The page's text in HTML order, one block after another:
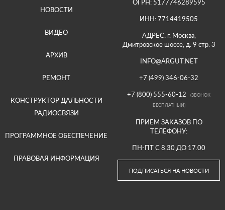
НОВОСТИ
ВИДЕО
АРХИВ
РЕМОНТ
КОНСТРУКТОР ДАЛЬНОСТИ
РАДИОСВЯЗИ
ПРОГРАММНОЕ ОБЕСПЕЧЕНИЕ
ПРАВОВАЯ ИНФОРМАЦИЯ
ОГРН: 5177746289595
ИНН: 7714419505
АДРЕС: г. Москва,
Дмитровское шоссе, д. 9 стр. 3
INFO@ARGUT.NET
+7 (499) 346-06-32
+7 (800) 555-60-12
(ЗВОНОК
БЕСПЛАТНЫЙ)
ПРИЕМ ЗАКАЗОВ ПО
ТЕЛЕФОНУ:
ПН-ПТ С 8.30 ДО 17.00
ПОДПИСАТЬСЯ НА НОВОСТИ